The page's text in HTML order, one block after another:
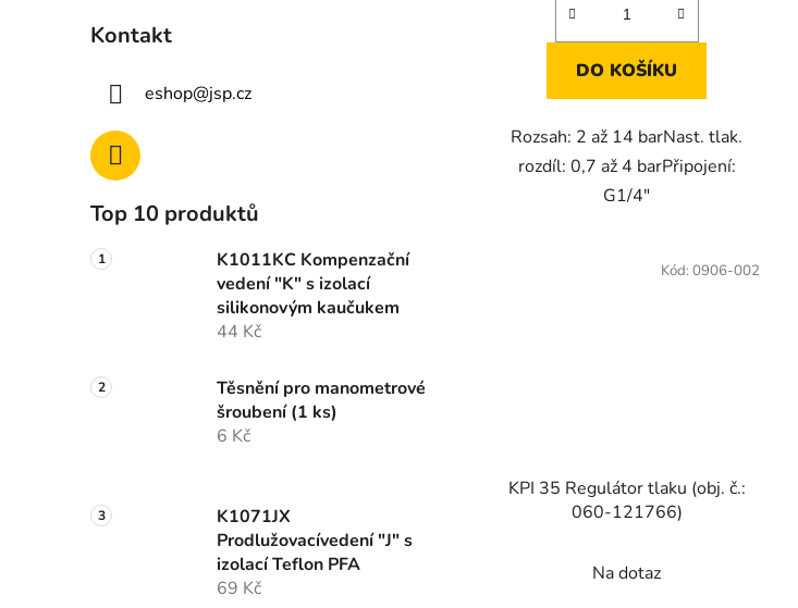
Kontakt
eshop@jsp.cz
Top 10 produktů
K1011KC Kompenzační
vedení "K" s izolací
silikonovým kaučukem
44 Kč
Těsnění pro manometrové
šroubení (1 ks)
6 Kč
K1071JX
Prodlužovacívedení "J" s
izolací Teflon PFA
69 Kč
DO KOŠÍKU
Rozsah: 2 až 14 barNast. tlak.
rozdíl: 0,7 až 4 barPřipojení:
G1/4"
KPI 35 Regulátor tlaku (obj. č.:
060-121766)
Na dotaz
Kód: 0906-002